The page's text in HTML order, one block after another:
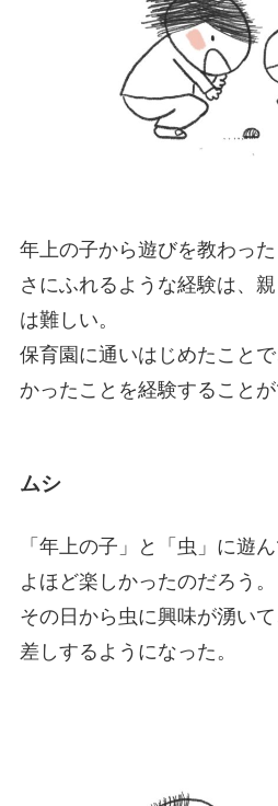
年上の子から遊びを教わっ
さにふれるような経験は、
は難しい。
保育園に通いはじめたこと
かったことを経験することが
ムシ
「年上の子」と「虫」に遊
よほど楽しかったのだろう。
その日から虫に興味が湧い
差しするようになった。